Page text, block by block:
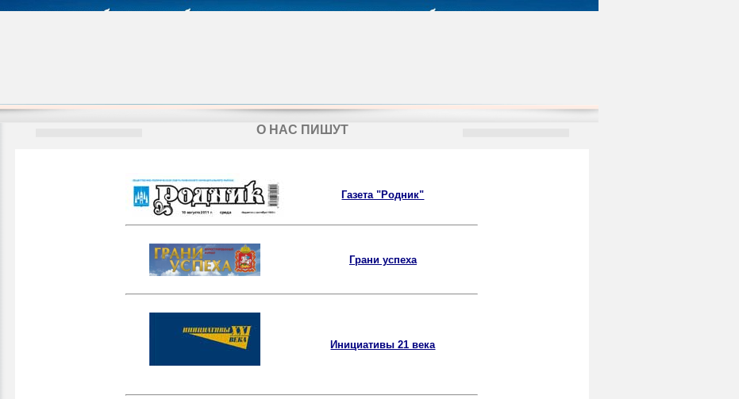
О НАС ПИШУТ
Газета "Родник"
Грани успеха
Инициативы 21 века